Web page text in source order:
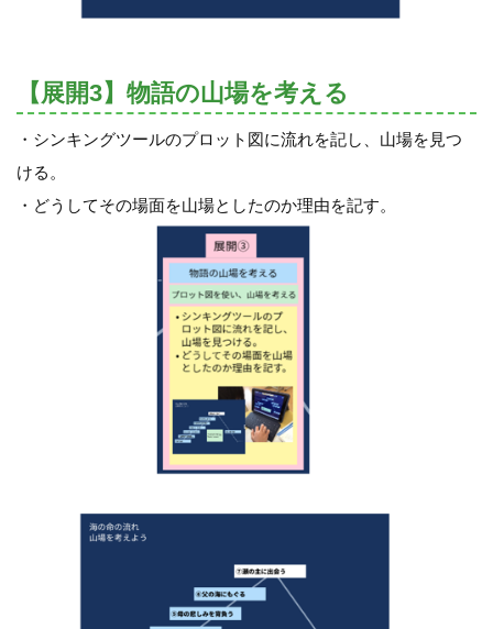
【展開3】物語の山場を考える
・シンキングツールのプロット図に流れを記し、山場を見つ
ける。
・どうしてその場面を山場としたのか理由を記す。